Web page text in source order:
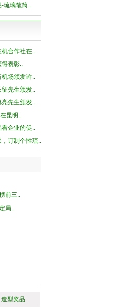
琉璃笔筒..
合作社在..
表彰..
场颁发许..
先生颁发..
先生颁发..
昆明..
企业的促..
订制个性琉..
前三..
局..
造型奖品